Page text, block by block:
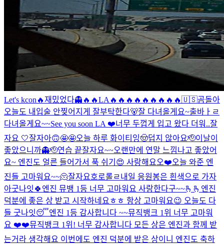
Let's kcon🔥재밌었다👻 🔥🔥LA🔥🔥🔥🔥🔥🔥🔥🔥🔥🇺🇸곰돌아
오늘도 내입술 안찢어지게 잘부탁한다🐻잘 다녀올게요~출바ㅏㄹ
다녀올게요~~See you soon LA ❤️너무 두껍게 입고 왔다 더워..잘
자요 🤍잘자아🙃🤩🤩오늘 하루 화이티잉🤠덥지 않아요🫡이날이
좋았으니까👻🫡연습 끝잘자요~~오랜만에 연말 느낌나고 좋았어
요~ 엔진도 얼른 들어가서 푹 쉬기😍 사랑해요오❤️오늘 와준 엔
진들 고마워요~~🫠잘자요호로롤ㄹ내일 응원봉은 흰색으로 가자
아굿나잇🍀 엔진 뮤뱅 1등 너무 고마워요 사랑한다구~~🫰🫰 엔진
덕분에 좋은 상 받고 시작하네요ㅎㅎ 항상 고마워요😉 오늘도 다
들 굿나잇😴엔진 1등 감사합니다 ~~뮤직뱅크 1위 너무 고마워
요 ❤️❤️뮤직뱅크 1위! 너무 감사합니다 모든 상은 엔진과 함께 받
는거라 생각해요 이번에도 엔진 덕분에 받은 상이니 엔진도 축하